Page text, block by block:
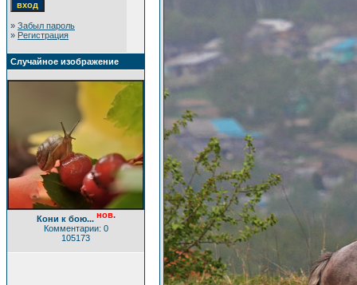
» Забыл пароль
» Регистрация
Случайное изображение
Кони к бою... нов.
Комментарии: 0
105173